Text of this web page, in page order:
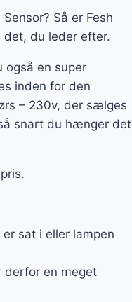
Så er Fesh
du leder efter.
også en super
inden for den
– 230v, der sælges
snart du hænger det
sat i eller lampen
derfor en meget